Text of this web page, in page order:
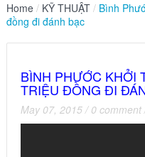
Home / KỸ THUẬT / Bình
đồng đi đánh bạc
BÌNH PHƯỚC KHỞI
TRIỆU ĐỒNG ĐI
May 07, 2015 / 0 comment